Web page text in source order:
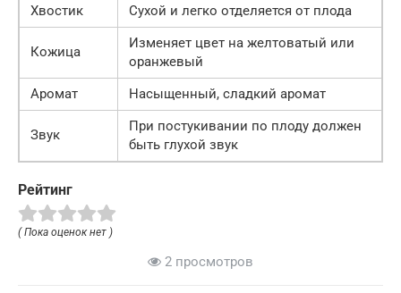
Хвостик Сухой и легко отделяется от плода
Кожица
Изменяет цвет на желтоватый или
оранжевый
Аромат
Насыщенный, сладкий аромат
Звук
При постукивании по плоду должен
быть глухой звук
Рейтинг
( Пока оценок нет )
2 просмотров